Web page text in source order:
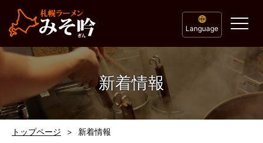
Language
新着情報
トップページ 新着情報